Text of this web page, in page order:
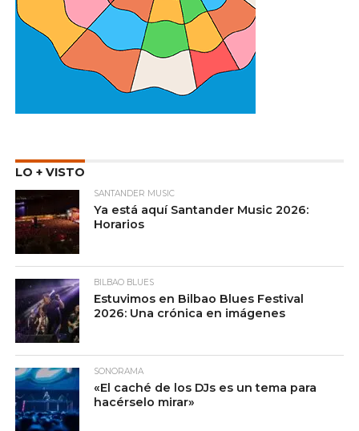
LO + VISTO
SANTANDER MUSIC
Ya está aquí Santander Music 2026:
Horarios
BILBAO BLUES
Estuvimos en Bilbao Blues Festival
2026: Una crónica en imágenes
SONORAMA
«El caché de los DJs es un tema para
hacérselo mirar»